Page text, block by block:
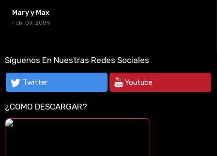
Mary y Max
Feb. 09, 2009
Síguenos En Nuestras Redes Sociales
Twitter Youtube
¿COMO DESCARGAR?